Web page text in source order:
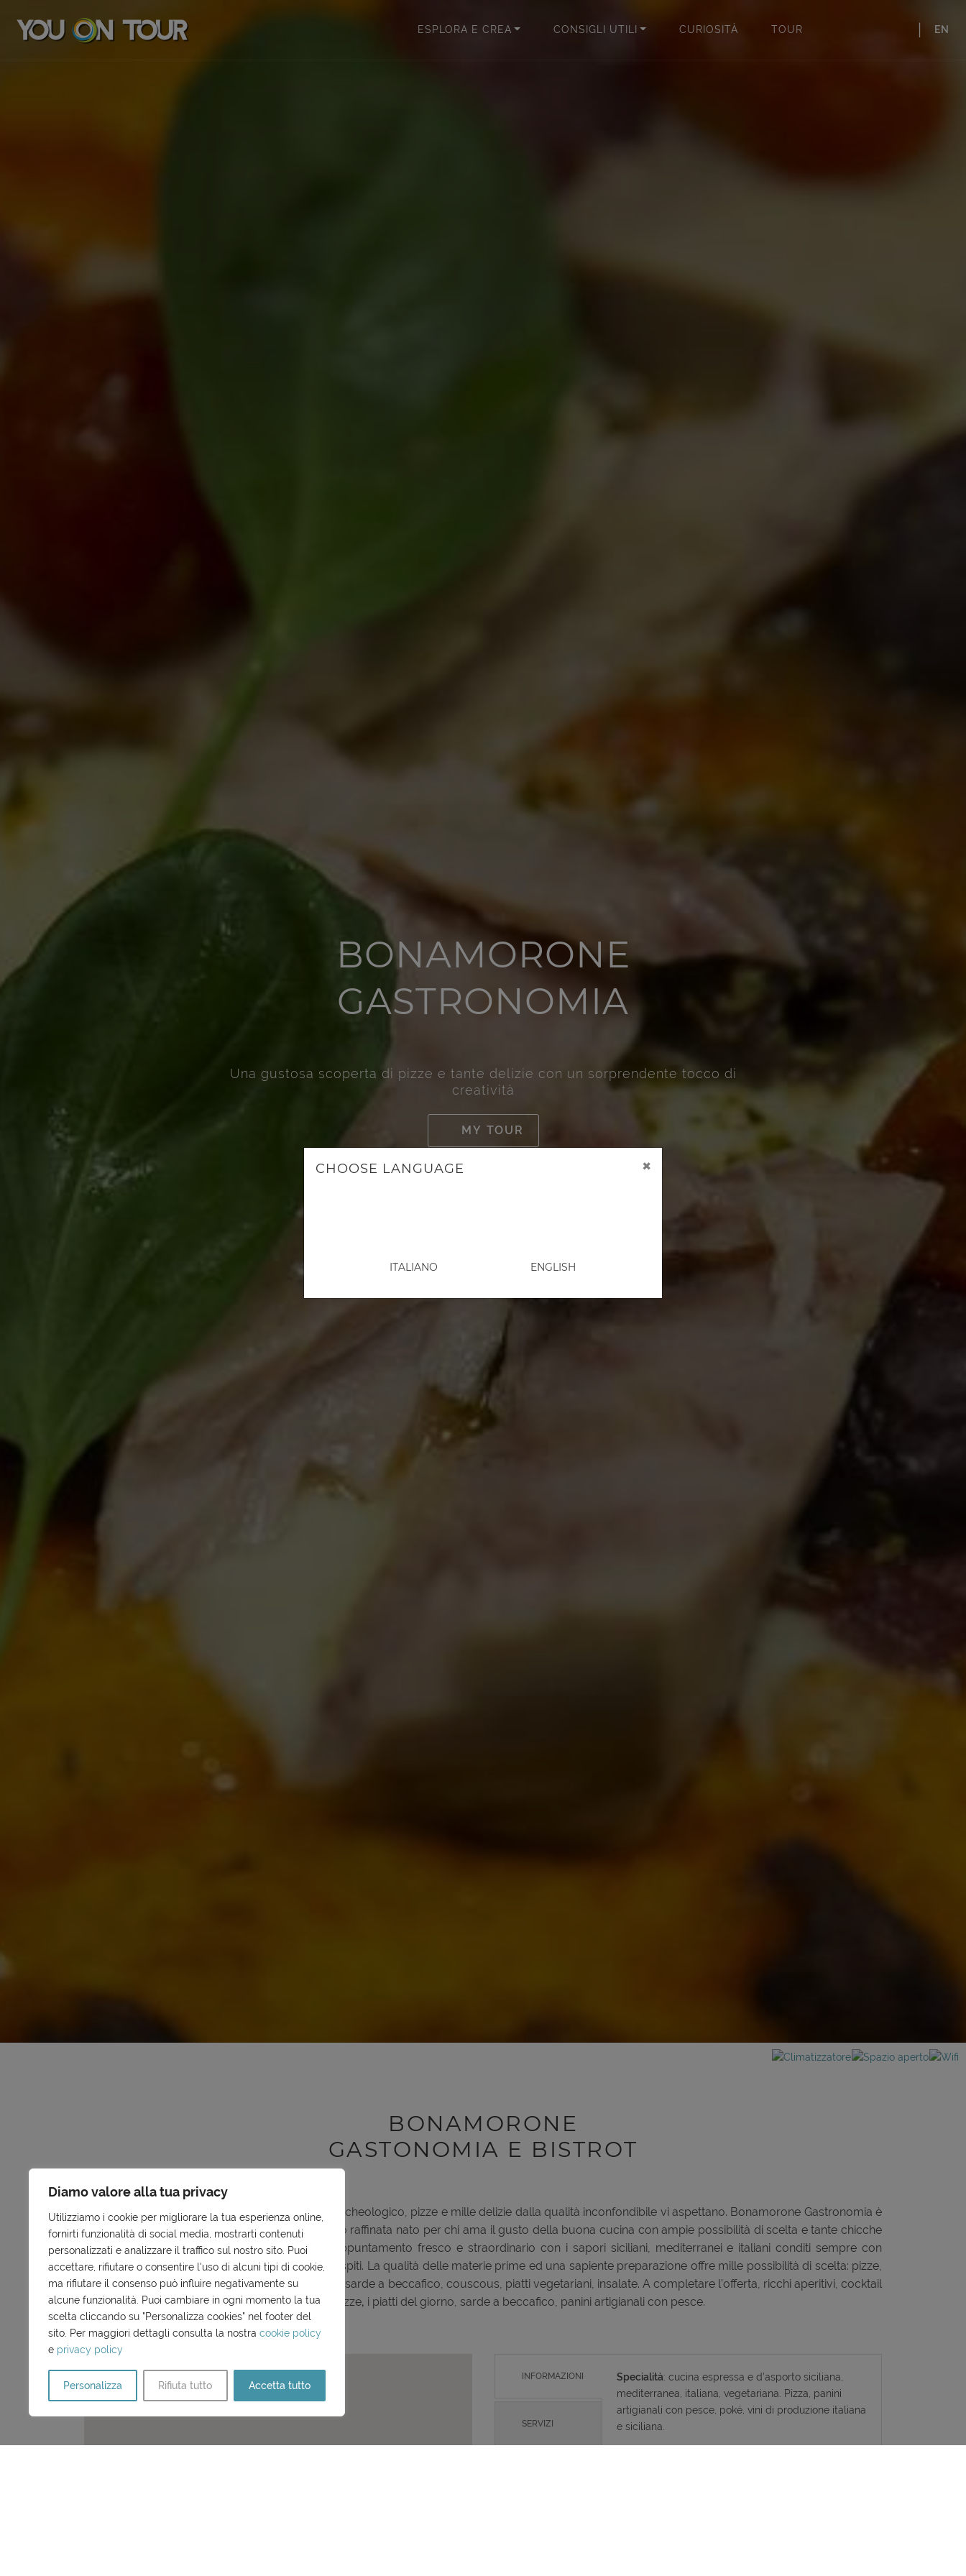
Diamo valore alla tua privacy
Utilizziamo i cookie per migliorare la tua esperienza online,
fornirti funzionalità di social media, mostrarti contenuti
personalizzati e analizzare il traffico sul nostro sito. Puoi
accettare, rifiutare o consentire l'uso di alcuni tipi di cookie,
ma rifiutare il consenso può influire negativamente su
alcune funzionalità. Puoi cambiare in ogni momento la tua
scelta cliccando su "Personalizza cookies" nel footer del
sito. Per maggiori dettagli consulta la nostra cookie policy
e privacy policy
Personalizza Rifiuta tutto Accetta tutto
ESPLORA E CREA CONSIGLI UTILI CURIOSITÀ TOUR EN
BONAMORONE
GASTRONOMIA
Una gustosa scoperta di pizze e tante delizie con un sorprendente tocco di
creatività
MY TOUR
BONAMORONE
GASTONOMIA E BISTROT
A due passi dalla Valle dei Templi e dal Museo Archeologico, pizze e mille delizie dalla qualità inconfondibile vi aspettano. Bonamorone Gastronomia è
un bistrot dall’atmosfera semplice e al contempo raffinata nato per chi ama il gusto della buona cucina con ampie possibilità di scelta e tante chicche
davvero sorprendenti. Il luogo ideale per un appuntamento fresco e straordinario con i sapori siciliani, mediterranei e italiani conditi sempre con
creatività e tanta attenzione alle esigenze degli ospiti. La qualità delle materie prime ed una sapiente preparazione offre mille possibilità di scelta: pizze,
arancini, primi e secondi a base di pesce e carne, sarde a beccafico, couscous, piatti vegetariani, insalate. A completare l’offerta, ricchi aperitivi, cocktail
e squisiti dessert artigianali.Da non perdere: le pizze, i piatti del giorno, sarde a beccafico, panini artigianali con pesce.
INFORMAZIONI
SERVIZI
Specialità: cucina espressa e d’asporto siciliana,
mediterranea, italiana, vegetariana. Pizza, panini
artigianali con pesce, poké, vini di produzione italiana
e siciliana.
CHOOSE LANGUAGE ×
ITALIANO ENGLISH